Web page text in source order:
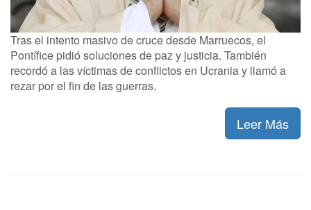
Tras el intento masivo de cruce desde Marruecos, el
Pontífice pidió soluciones de paz y justicia. También
recordó a las víctimas de conflictos en Ucrania y llamó a
rezar por el fin de las guerras.
Leer Más